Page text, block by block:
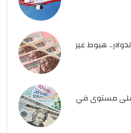
هبوط غير
أعلى مستوى في